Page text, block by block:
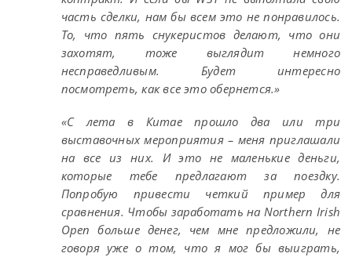
часть сделки, нам бы всем это не понравилось.
То, что пять снукеристов делают, что они
захотят, тоже выглядит немного
несправедливым. Будет интересно
посмотреть, как все это обернется.»
«С лета в Китае прошло два или три
выставочных мероприятия – меня приглашали
на все из них. И это не маленькие деньги,
которые тебе предлагают за поездку.
Попробую привести четкий пример для
сравнения. Чтобы заработать на Northern Irish
Open больше денег, чем мне предложили, не
говоря уже о том, что я мог бы выиграть,